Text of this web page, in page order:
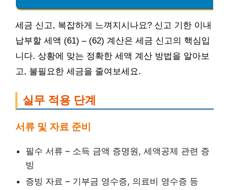
세금 신고, 복잡하게 느껴지시나요? 신고 기한 이내
납부할 세액 (61) – (62) 계산은 세금 신고의 핵심입
니다. 상황에 맞는 정확한 세액 계산 방법을 알아보
고, 불필요한 세금을 줄여보세요.
실무 적용 단계
서류 및 자료 준비
필수 서류 – 소득 금액 증명원, 세액공제 관련 증
빙
증빙 자료 – 기부금 영수증, 의료비 영수증 등